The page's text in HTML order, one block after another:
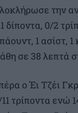
την
δίποντα, 0/2
1 ασίστ,
σε 38 λεπτά
ο Έι Τζέι
τρίποντα ενώ